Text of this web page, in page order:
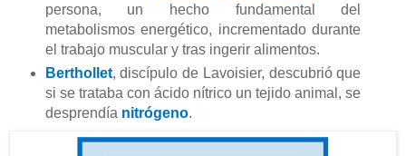
persona, un hecho fundamental del
metabolismos energético, incrementado durante
el trabajo muscular y tras ingerir alimentos.
Berthollet, discípulo de Lavoisier, descubrió que
si se trataba con ácido nítrico un tejido animal, se
desprendía nitrógeno.